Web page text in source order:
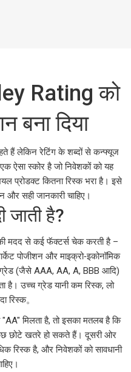
Rating को
बना दिया
हैं लेकिन रेटिंग के शब्दों से कन्फ्यूज
ऐसा स्कोर है जो निवेशकों को यह
प्रोडक्ट कितना रिस्क भरा है। इसे
और सही जानकारी चाहिए।
जाती है?
मदद से कई फॅक्टर्स चेक करती है –
पोजीशन और माइक्रो‑इकोनॉमिक
(जैसे AAA, AA, A, BBB आदि)
है। उच्च ग्रेड यानी कम रिस्क, लो
रिस्क。
मिलता है, तो इसका मतलब है कि
छोटे खतरे हो सकते हैं। दूसरी ओर
रिस्क है, और निवेशकों को सावधानी